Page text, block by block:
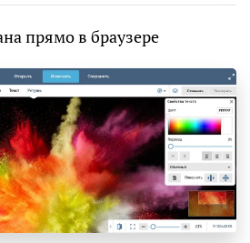
прямо в браузере